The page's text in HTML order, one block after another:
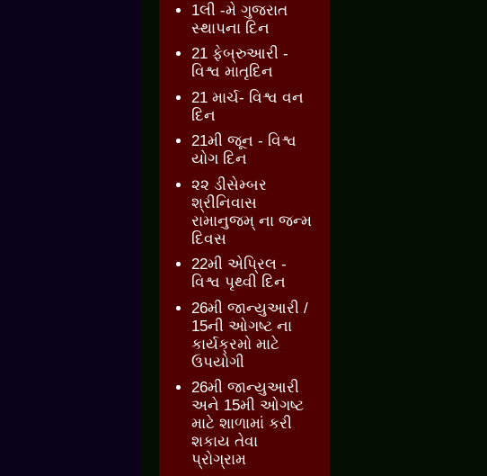
1લી -મે ગુજરાત
સ્થાપના દિન
21 ફેબ્રુઆરી -
વિશ્વ માતૃદિન
21 માર્ચ- વિશ્વ વન
દિન
21મી જૂન - વિશ્વ
યોગ દિન
૨૨ ડીસેમ્બર
શ્રીનિવાસ
રામાનુજમ્ ના જન્મ
દિવસ
22મી એપ્રિલ -
વિશ્વ પૃથ્વી દિન
26મી જાન્યુઆરી /
15ની ઓગષ્ટ ના
કાર્યક્રમો માટે
ઉપયોગી
26મી જાન્યુઆરી
અને 15મી ઓગષ્ટ
માટે શાળામાં કરી
શકાય તેવા
પ્રોગ્રામ